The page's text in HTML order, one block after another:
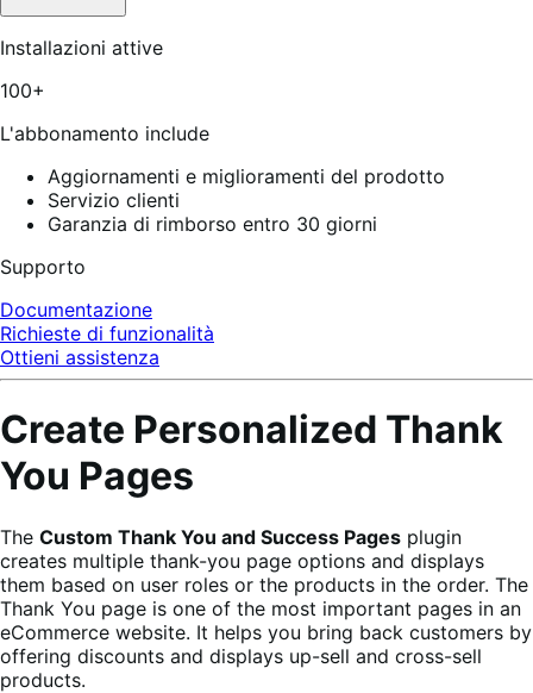
Installazioni attive
100+
L'abbonamento include
Aggiornamenti e miglioramenti del prodotto
Servizio clienti
Garanzia di rimborso entro 30 giorni
Supporto
Documentazione
Richieste di funzionalità
Ottieni assistenza
Create Personalized Thank
You Pages
The Custom Thank You and Success Pages plugin
creates multiple thank-you page options and displays
them based on user roles or the products in the order. The
Thank You page is one of the most important pages in an
eCommerce website. It helps you bring back customers by
offering discounts and displays up-sell and cross-sell
products.